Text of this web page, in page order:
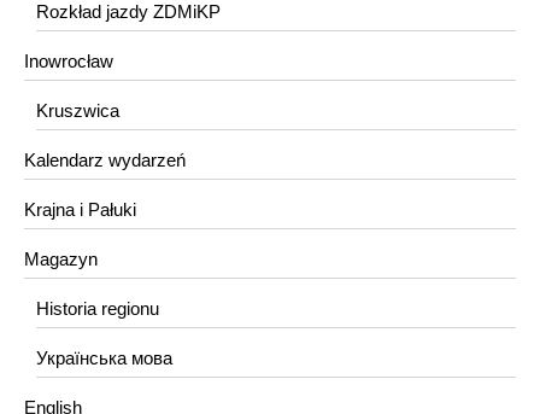
Rozkład jazdy ZDMiKP
Inowrocław
Kruszwica
Kalendarz wydarzeń
Krajna i Pałuki
Magazyn
Historia regionu
Українська мова
English